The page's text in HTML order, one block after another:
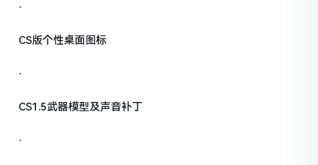
·
CS版个性桌面图标
·
CS1.5武器模型及声音补丁
·